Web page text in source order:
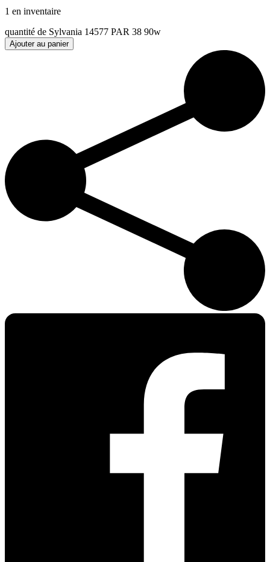
1 en inventaire
quantité de Sylvania 14577 PAR 38 90w
Ajouter au panier